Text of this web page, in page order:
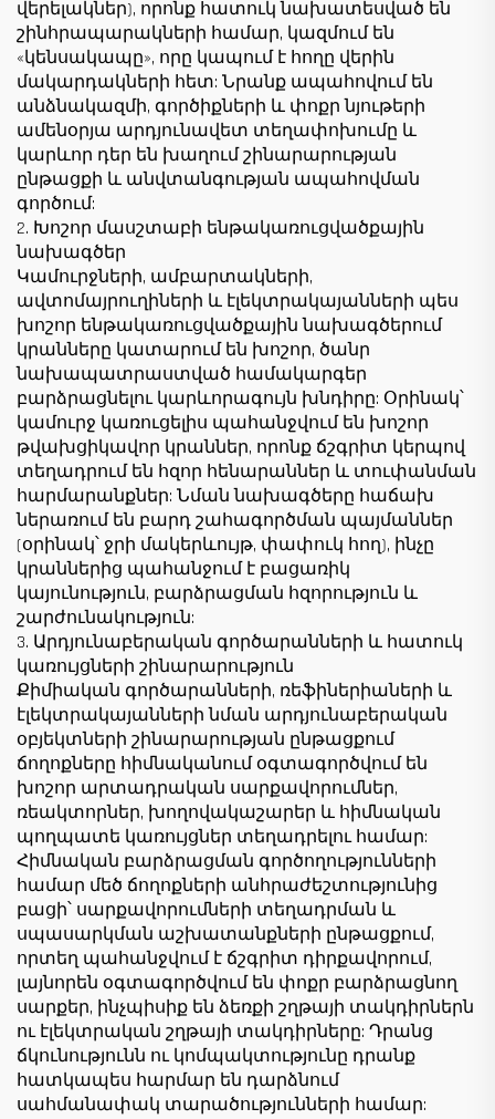
վերելակներ), որոնք հատուկ նախատեսված են
շինհրապարակների համար, կազմում են
«կենսակապը», որը կապում է հողը վերին
մակարդակների հետ: Նրանք ապահովում են
անձնակազմի, գործիքների և փոքր նյութերի
ամենօրյա արդյունավետ տեղափոխումը և
կարևոր դեր են խաղում շինարարության
ընթացքի և անվտանգության ապահովման
գործում:
2. Խոշոր մասշտաբի ենթակառուցվածքային
նախագծեր
Կամուրջների, ամբարտակների,
ավտոմայրուղիների և էլեկտրակայանների պես
խոշոր ենթակառուցվածքային նախագծերում
կրանները կատարում են խոշոր, ծանր
նախապատրաստված համակարգեր
բարձրացնելու կարևորագույն խնդիրը: Օրինակ՝
կամուրջ կառուցելիս պահանջվում են խոշոր
թվախցիկավոր կրաններ, որոնք ճշգրիտ կերպով
տեղադրում են հզոր հենարաններ և տուփանման
հարմարանքներ: Նման նախագծերը հաճախ
ներառում են բարդ շահագործման պայմաններ
(օրինակ՝ ջրի մակերևույթ, փափուկ հող), ինչը
կրաններից պահանջում է բացառիկ
կայունություն, բարձրացման հզորություն և
շարժունակություն:
3. Արդյունաբերական գործարանների և հատուկ
կառույցների շինարարություն
Քիմիական գործարանների, ռեֆիներիաների և
էլեկտրակայանների նման արդյունաբերական
օբյեկտների շինարարության ընթացքում
ճողոքները հիմնականում օգտագործվում են
խոշոր արտադրական սարքավորումներ,
ռեակտորներ, խողովակաշարեր և հիմնական
պողպատե կառույցներ տեղադրելու համար:
Հիմնական բարձրացման գործողությունների
համար մեծ ճողոքների անհրաժեշտությունից
բացի՝ սարքավորումների տեղադրման և
սպասարկման աշխատանքների ընթացքում,
որտեղ պահանջվում է ճշգրիտ դիրքավորում,
լայնորեն օգտագործվում են փոքր բարձրացնող
սարքեր, ինչպիսիք են ձեռքի շղթայի տակդիրներն
ու էլեկտրական շղթայի տակդիրները: Դրանց
ճկունությունն ու կոմպակտությունը դրանք
հատկապես հարմար են դարձնում
սահմանափակ տարածությունների համար: